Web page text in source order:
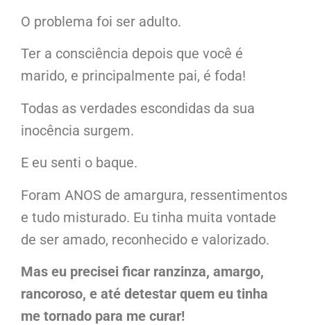
O problema foi ser adulto.
Ter a consciência depois que você é
marido, e principalmente pai, é foda!
Todas as verdades escondidas da sua
inocência surgem.
E eu senti o baque.
Foram ANOS de amargura, ressentimentos
e tudo misturado. Eu tinha muita vontade
de ser amado, reconhecido e valorizado.
Mas eu precisei ficar ranzinza, amargo,
rancoroso, e até detestar quem eu tinha
me tornado para me curar!